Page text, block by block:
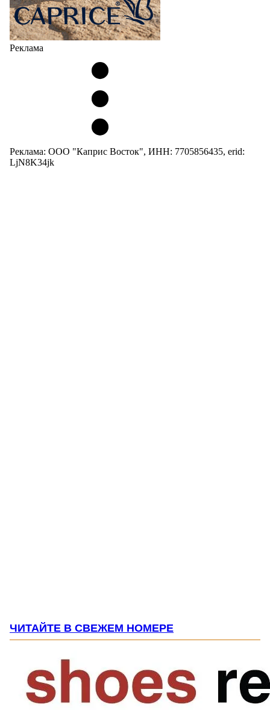
Реклама
Реклама: ООО "Каприс Восток", ИНН: 7705856435, erid:
LjN8K34jk
ЧИТАЙТЕ В СВЕЖЕМ НОМЕРЕ